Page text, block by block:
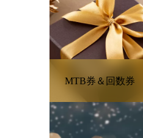
MTB券＆回数券